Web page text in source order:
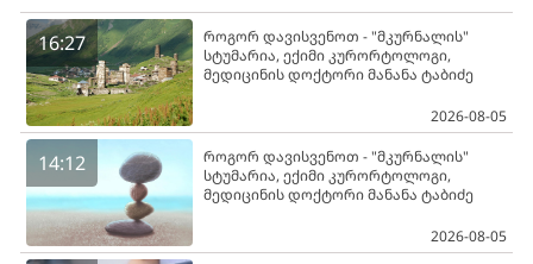
16:27
როგორ დავისვენოთ - "მკურნალის"
სტუმარია, ექიმი კურორტოლოგი,
მედიცინის დოქტორი მანანა ტაბიძე
2026-08-05
14:12
როგორ დავისვენოთ - "მკურნალის"
სტუმარია, ექიმი კურორტოლოგი,
მედიცინის დოქტორი მანანა ტაბიძე
2026-08-05